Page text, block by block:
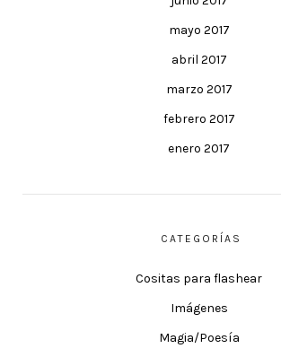
mayo 2017
abril 2017
marzo 2017
febrero 2017
enero 2017
CATEGORÍAS
Cositas para flashear
Imágenes
Magia/Poesía